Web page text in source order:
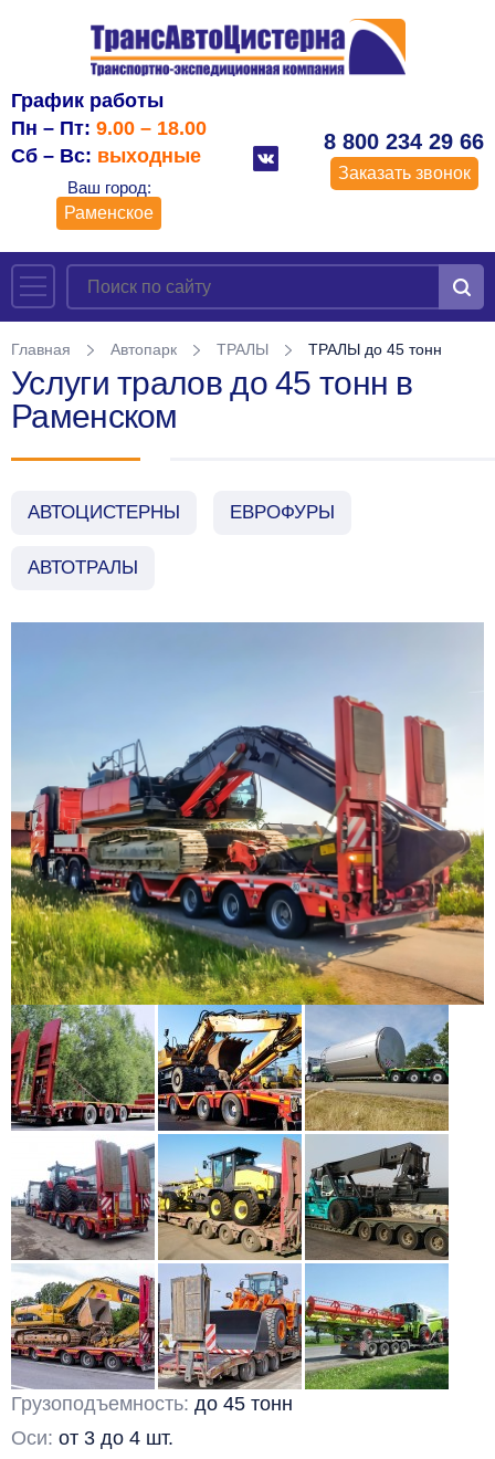
График работы
Пн – Пт: 9.00 – 18.00
Сб – Вс: выходные
Ваш город:
Раменское
8 800 234 29 66
Заказать звонок
Главная Автопарк ТРАЛЫ ТРАЛЫ до 45 тонн
Услуги тралов до 45 тонн в
Раменском
АВТОЦИСТЕРНЫ ЕВРОФУРЫ
АВТОТРАЛЫ
Грузоподъемность: до 45 тонн
Оси: от 3 до 4 шт.